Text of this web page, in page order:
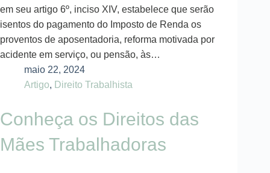
em seu artigo 6º, inciso XIV, estabelece que serão
isentos do pagamento do Imposto de Renda os
proventos de aposentadoria, reforma motivada por
acidente em serviço, ou pensão, às…
maio 22, 2024
Artigo, Direito Trabalhista
Conheça os Direitos das
Mães Trabalhadoras